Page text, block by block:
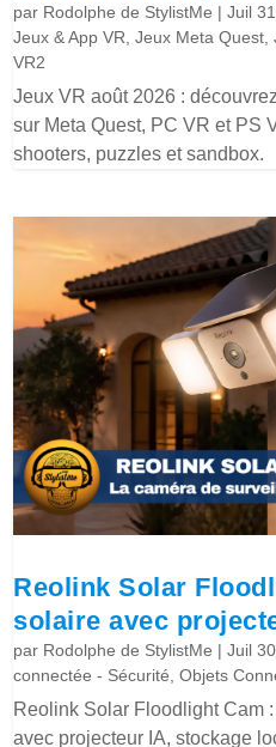
par Rodolphe de StylistMe |Juil
Jeux & App VR ,Jeux Meta Quest ,
VR2
Jeux VR août 2026 :
sur Meta Quest, PC VR et PS
shooters, puzzles et sandbox.
Reolink Solar
solaire avec
par Rodolphe de StylistMe |Juil
connectée - Sécurité ,Objets
Reolink Solar Floodlight Cam
avec projecteur IA, stockage